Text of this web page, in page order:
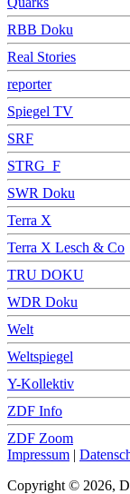
RBB Doku
Real Stories
reporter
Spiegel TV
SRF
STRG_F
SWR Doku
Terra X
Terra X Lesch & Co
TRU DOKU
WDR Doku
Welt
Weltspiegel
Y-Kollektiv
ZDF Info
ZDF Zoom
Impressum |
Copyright © 2026,